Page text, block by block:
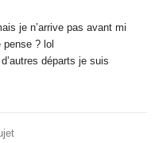
je n’arrive pas avant mi
? lol
départs je suis